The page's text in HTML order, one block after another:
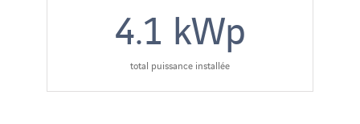
4.1 kWp
total puissance installée